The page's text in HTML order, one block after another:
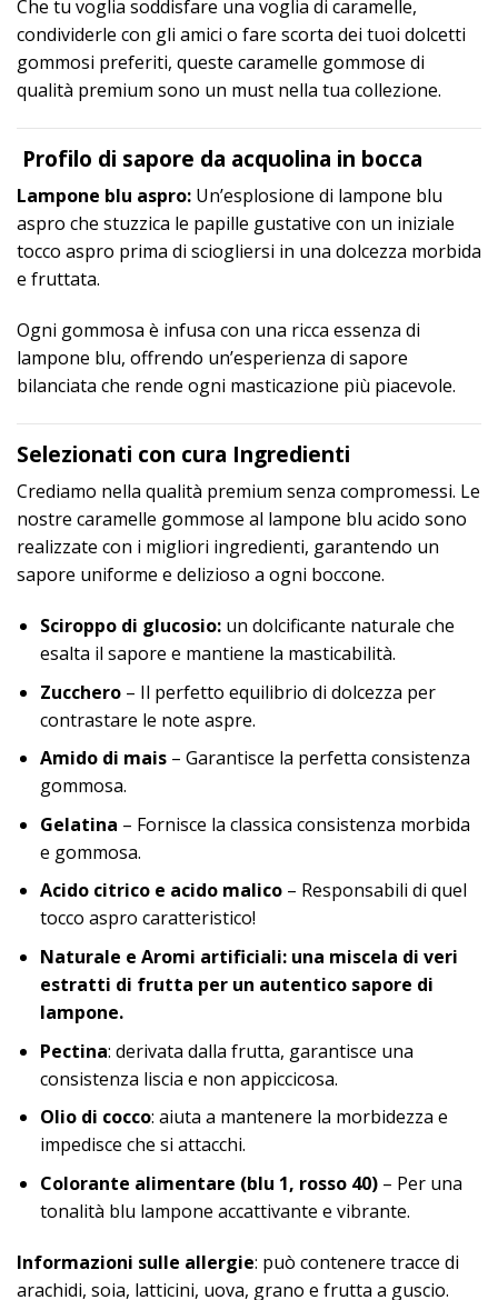
Che tu voglia soddisfare una voglia di caramelle,
condividerle con gli amici o fare scorta dei tuoi dolcetti
gommosi preferiti, queste caramelle gommose di
qualità premium sono un must nella tua collezione.
Profilo di sapore da acquolina in bocca
Lampone blu aspro: Un’esplosione di lampone blu
aspro che stuzzica le papille gustative con un iniziale
tocco aspro prima di sciogliersi in una dolcezza morbida
e fruttata.
Ogni gommosa è infusa con una ricca essenza di
lampone blu, offrendo un’esperienza di sapore
bilanciata che rende ogni masticazione più piacevole.
Selezionati con cura Ingredienti
Crediamo nella qualità premium senza compromessi. Le
nostre caramelle gommose al lampone blu acido sono
realizzate con i migliori ingredienti, garantendo un
sapore uniforme e delizioso a ogni boccone.
Sciroppo di glucosio:un dolcificante naturale che
esalta il sapore e mantiene la masticabilità.
Zucchero– Il perfetto equilibrio di dolcezza per
contrastare le note aspre.
Amido di mais– Garantisce la perfetta consistenza
gommosa.
Gelatina – Fornisce la classica consistenza morbida
e gommosa.
Acido citrico e acido malico– Responsabili di quel
tocco aspro caratteristico!
Naturale e Aromi artificiali: una miscela di veri
estratti di frutta per un autentico sapore di
lampone.
Pectina: derivata dalla frutta, garantisce una
consistenza liscia e non appiccicosa.
Olio di cocco: aiuta a mantenere la morbidezza e
impedisce che si attacchi.
Colorante alimentare (blu 1, rosso 40)– Per una
tonalità blu lampone accattivante e vibrante.
Informazioni sulle allergie: può contenere tracce di
arachidi, soia, latticini, uova, grano e frutta a guscio.